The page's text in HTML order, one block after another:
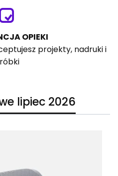
OPIEKI
projekty, nadruki i
lipiec 2026